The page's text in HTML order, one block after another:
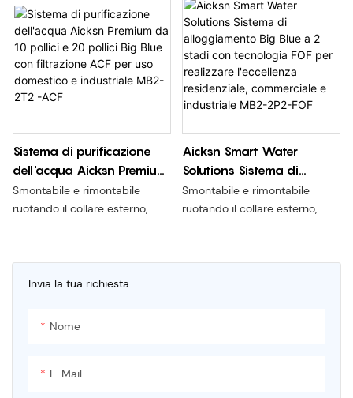
Invia la tua richiesta
Nome
E-Mail
nell'industria senza
limitatore di pressione
MB2-2P2-PP
e più comoda e sicura la
sostituzione dell'elemento
filtrante
e più comoda e sicura la
sostituzione dell'elemento
filtrante
Sistema di purificazione
dell'acqua Aicksn Premium
da 10 pollici e 20 pollici Big
Blue con filtrazione ACF per
Smontabile e rimontabile
ruotando il collare esterno,
e più comoda e sicura la
sostituzione dell'elemento
Aicksn Smart Water
Solutions Sistema di
alloggiamento Big Blue a 2
stadi con tecnologia FOF
industriale MB2-2P2-FOF
Smontabile e rimontabile
ruotando il collare esterno,
e più comoda e sicura la